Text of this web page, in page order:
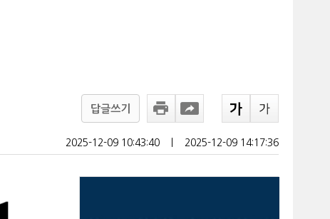
답글쓰기
2025-12-09 10:43:40 2025-12-09 14:17:36